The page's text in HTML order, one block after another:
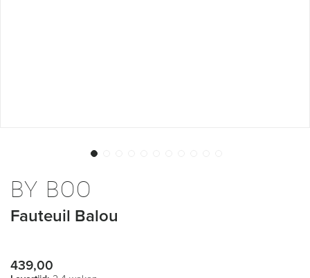
naar
het
van
BY BOO
Fauteuil Balou
439,00